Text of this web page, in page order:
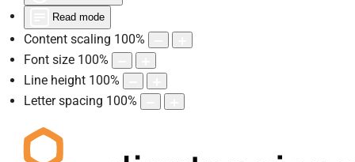
Read mode
Content scaling 100%
Font size 100%
Line height 100%
Letter spacing 100%